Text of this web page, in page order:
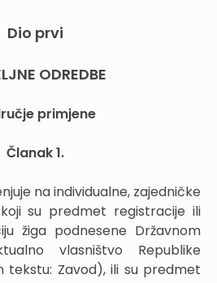
Dio prvi
ODREDBE
primjene
Članak 1.
na individualne, zajedničke
su predmet registracije ili
žiga podnesene Državnom
vlasništvo Republike
tekstu: Zavod), ili su predmet